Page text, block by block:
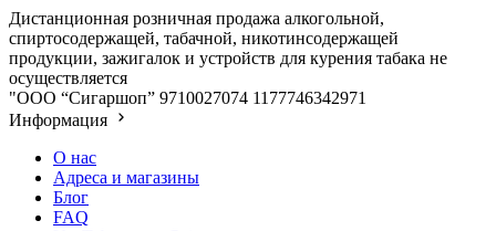
Дистанционная розничная продажа алкогольной,
спиртосодержащей, табачной, никотинсодержащей
продукции, зажигалок и устройств для курения табака не
осуществляется
"ООО “Сигаршоп” 9710027074 1177746342971
Информация
О нас
Адреса и магазины
Блог
FAQ